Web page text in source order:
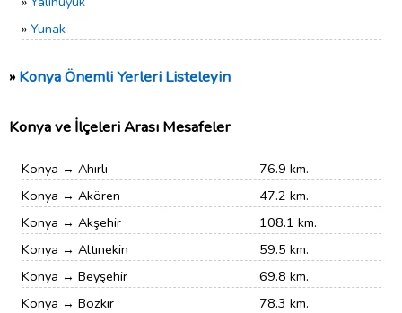
» Yunak
» Konya Önemli Yerleri Listeleyin
Konya ve İlçeleri Arası Mesafeler
Konya ↔ Ahırlı
76.9 km.
Konya ↔ Akören
47.2 km.
Konya ↔ Akşehir
108.1 km.
Konya ↔ Altınekin
59.5 km.
Konya ↔ Beyşehir
69.8 km.
Konya ↔ Bozkır
78.3 km.